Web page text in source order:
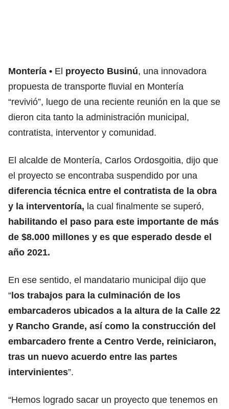
Montería El proyecto Businú, una innovadora
propuesta de transporte fluvial en Montería
“revivió”, luego de una reciente reunión en la que se
dieron cita tanto la administración municipal,
contratista, interventor y comunidad.
El alcalde de Montería, Carlos Ordosgoitia, dijo que
el proyecto se encontraba suspendido por una
diferencia técnica entre el contratista de la obra
y la interventoría, la cual finalmente se superó,
habilitando el paso para este importante de más
de $8.000 millones y es que esperado desde el
año 2021.
En ese sentido, el mandatario municipal dijo que
“los trabajos para la culminación de los
embarcaderos ubicados a la altura de la Calle 22
y Rancho Grande, así como la construcción del
embarcadero frente a Centro Verde, reiniciaron,
tras un nuevo acuerdo entre las partes
intervinientes”.
“Hemos logrado sacar un proyecto que tenemos en